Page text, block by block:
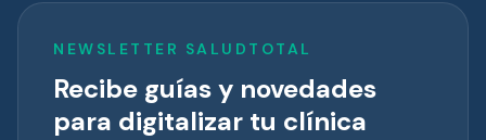
NEWSLETTER SALUDTOTAL
Recibe guías y novedades
para digitalizar tu clínica